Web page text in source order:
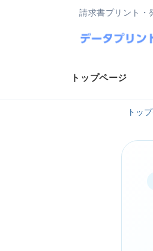
請求書プリント・
トップページ
トッ